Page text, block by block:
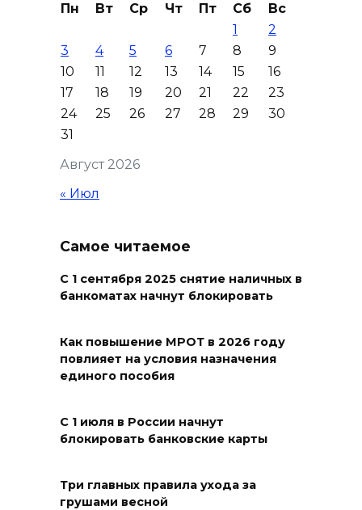
кирпичей
06 августа 2026 18:30
Выставка «По городам и
весям»
06 августа 2026 18:29
Андрей Фатеев: Театр Чехова
в Таганроге откроет 200-й
сезон в обновленном здании
06 августа 2026 18:27
Наблюдатели готовятся к
06 августа 2026 18:25
пострадавшим при атаке
Август 2026
Пн Вт Ср Чт Пт Сб
Вс
1
2
3
4 5 6 7 8
9
10
11 12 13 14 15
16
17
18 19 20 21 22
23
24
25 26 27 28 29
30
31
« Июл
Самое читаемое
С 1 сентября 2025 снятие наличных в
банкоматах начнут блокировать
Как повышение МРОТ в 2026 году
повлияет на условия назначения
единого пособия
С 1 июля в России начнут
блокировать банковские карты
Три главных правила ухода за
грушами весной